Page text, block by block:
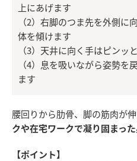
上にあげます
（2）右脚のつま先を外側に
体を傾けます
（3）天井に向く手はピンッ
（4）息を吸いながら姿勢を
ます
腰回りから肋骨、脚の筋肉が伸
クや在宅ワークで凝り固まっ
【ポイント】